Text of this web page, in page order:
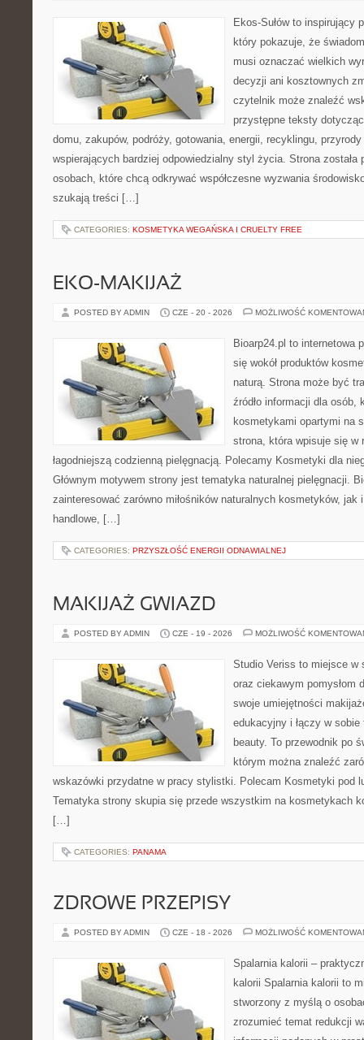
Ekos-Sułów to inspirujący
który pokazuje, że
musi oznaczać wielkich
decyzji ani kosztownych
czytelnik może znaleźć
przystępne teksty
domu, zakupów, podróży, gotowania, energii, recyklingu,
wspierających bardziej odpowiedzialny styl życia. Strona została
osobach, które chcą odkrywać współczesne wyzwania
szukają treści […]
CATEGORIES: KOSMETYKA WEGAŃSKA I CRUELTY FREE
EKO-MAKIJAŻ
POSTED BY ADMIN CZE - 20 - 2026 MOŻLIWOŚĆ
Bioarp24.pl to internetowa
się wokół produktów
naturą. Strona może być
źródło informacji dla osób,
kosmetykami opartymi na
strona, która wpisuje się w
łagodniejszą codzienną pielęgnacją. Polecamy Kosmetyki dla
Głównym motywem strony jest tematyka naturalnej pielęgnacji.
zainteresować zarówno miłośników naturalnych kosmetyków, jak
handlowe, […]
CATEGORIES: PRZYSZŁOŚĆ ENERGII ODNAWIALNEJ
MAKIJAŻ GWIAZD
POSTED BY ADMIN CZE - 19 - 2026 MOŻLIWOŚĆ
Studio Veriss to miejsce w
oraz ciekawym pomysłom
swoje umiejętności
edukacyjny i łączy w
beauty. To przewodnik po
którym można znaleźć
wskazówki przydatne w pracy stylistki. Polecam Kosmetyki pod
Tematyka strony skupia się przede wszystkim na kosmetykach
[…]
CATEGORIES: PANAMA
ZDROWE PRZEPISY
POSTED BY ADMIN CZE - 18 - 2026 MOŻLIWOŚĆ
Spalarnia kalorii –
kalorii Spalarnia kalorii to
stworzony z myślą o
zrozumieć temat redukcji